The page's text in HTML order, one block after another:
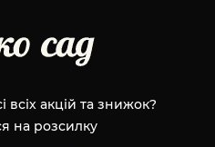
всіх акцій та знижок?
на розсилку